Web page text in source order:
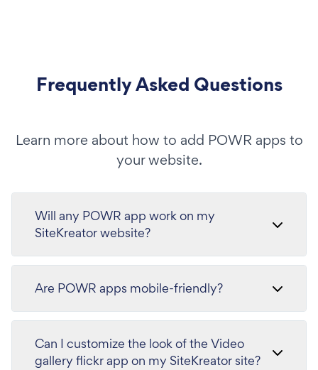
Frequently Asked Questions
Learn more about how to add POWR apps to
your website.
Will any POWR app work on my
SiteKreator website?
Are POWR apps mobile-friendly?
Can I customize the look of the Video
gallery flickr app on my SiteKreator site?